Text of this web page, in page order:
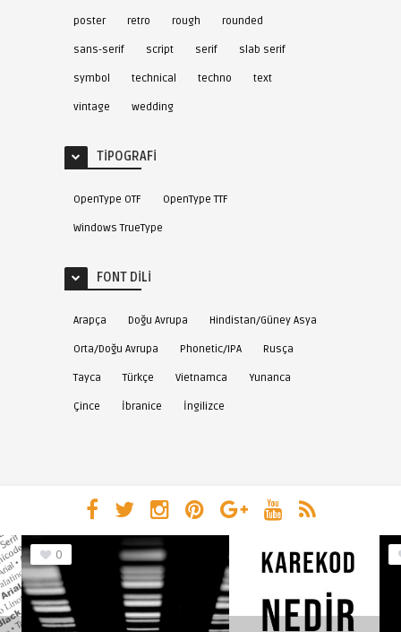
poster retro rough rounded
sans-serif script serif slab serif
symbol technical techno text
vintage wedding
TIPOGRAFI
OpenType OTF OpenType TTF
Windows TrueType
FONT DILI
Arapça Doğu Avrupa Hindistan/Güney Asya
Orta/Doğu Avrupa Phonetic/IPA Rusça
Tayca Türkçe Vietnamca Yunanca
Çince İbranice İngilizce
0